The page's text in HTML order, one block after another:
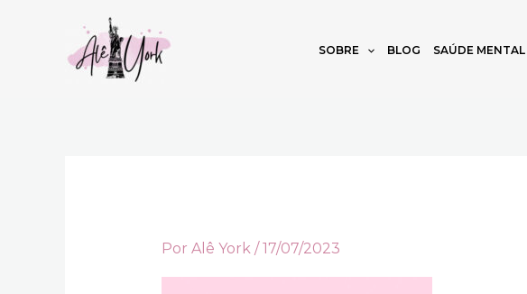
SOBRE BLOG SAÚDE MENTAL
Por Alê York / 17/07/2023